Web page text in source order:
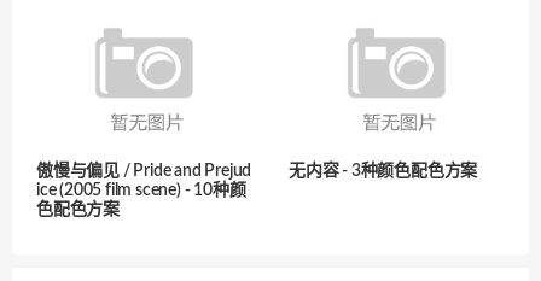
傲慢与偏见 / Pride and Prejud
ice (2005 film scene) - 10种颜
色配色方案
无内容 - 3种颜色配色方案